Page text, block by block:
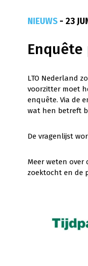
NIEUWS- 23
LTO Nederland
voorzitter moet
enquête. Via de
wat hen betreft
De vragenlijst
Meer weten over
zoektocht en de